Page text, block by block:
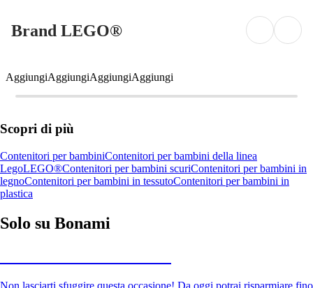
Brand LEGO®
AggiungiAggiungiAggiungiAggiungi
Scopri di più
Contenitori per bambiniContenitori per bambini della linea
LegoLEGO®Contenitori per bambini scuriContenitori per bambini in
legnoContenitori per bambini in tessutoContenitori per bambini in
plastica
Solo su Bonami
Non lasciarti sfuggire questa occasione! Da oggi potrai risparmiare fino